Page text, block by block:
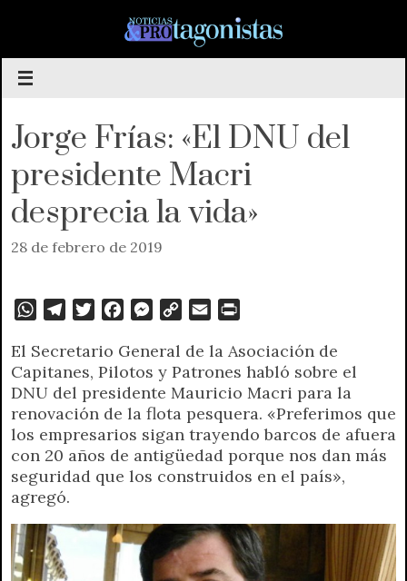
contenido
Jorge Frías: «El DNU del
presidente Macri
desprecia la vida»
28 de febrero de 2019
W
a
t
s
A
p
p
l
e
g
r
a
m
i
t
t
e
r
c
e
b
o
o
k
M
s
s
e
n
g
e
r
p
y
L
n
k
a
i
l
i
n
t
F
r
i
e
d
l
y
El Secretario General de la Asociación de
Capitanes, Pilotos y Patrones habló sobre el
DNU del presidente Mauricio Macri para la
renovación de la flota pesquera. «Preferimos que
los empresarios sigan trayendo barcos de afuera
con 20 años de antigüedad porque nos dan más
seguridad que los construidos en el país»,
agregó.